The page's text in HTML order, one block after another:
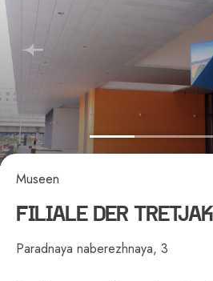
Museen
FILIALE DER
Paradnaya naberezhnaya, 3